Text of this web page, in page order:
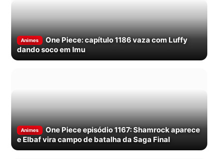
Animes
One Piece: capítulo 1186 vaza com Luffy
dando soco em Imu
Animes
One Piece episódio 1167: Shamrock aparece
e Elbaf vira campo de batalha da Saga Final